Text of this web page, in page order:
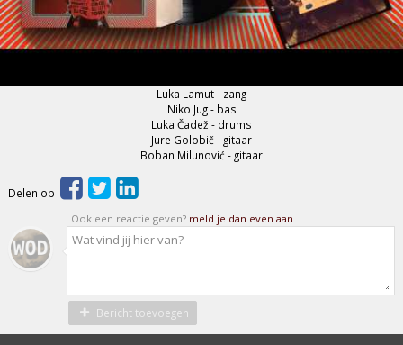
Luka Lamut - zang
Niko Jug - bas
Luka Čadež - drums
Jure Golobič - gitaar
Boban Milunović - gitaar
Delen op
Ook een reactie geven? meld je dan even aan
Bericht toevoegen